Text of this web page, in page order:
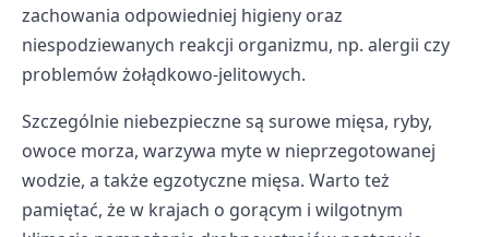
zachowania odpowiedniej higieny oraz
niespodziewanych reakcji organizmu, np. alergii czy
problemów żołądkowo-jelitowych.
Szczególnie niebezpieczne są surowe mięsa, ryby,
owoce morza, warzywa myte w nieprzegotowanej
wodzie, a także egzotyczne mięsa. Warto też
pamiętać, że w krajach o gorącym i wilgotnym